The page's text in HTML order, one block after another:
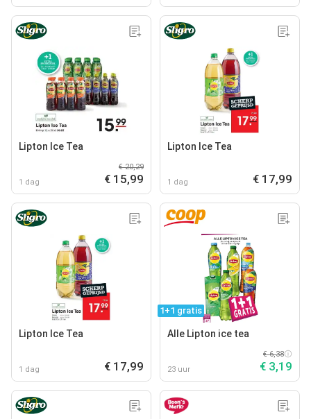
Lipton Ice Tea
1 dag
€ 20,29
€ 15,99
Lipton Ice Tea
1 dag € 17,99
Lipton Ice Tea
1 dag € 17,99
1+1 gratis
Alle Lipton ice tea
23 uur
€ 6,38
€ 3,19